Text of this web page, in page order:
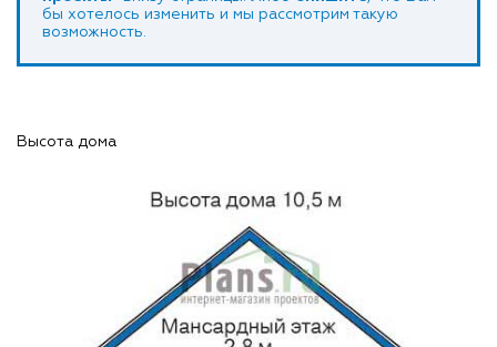
бы хотелось изменить и мы рассмотрим такую
возможность.
Высота дома